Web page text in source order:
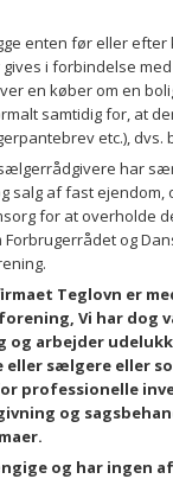
enten før eller
i forbindelse
en køber om en
samtidig for, at
etc.), dvs.
har
salg af fast ejendom,
for at overholde
og
Teglovn er
Vi har dog
og arbejder
sælgere eller
professionelle
og
og har ingen